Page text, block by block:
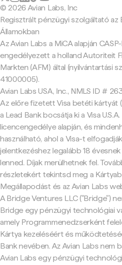
© 2026 Avian Labs, Inc
Regisztrált pénzügyi szolgáltató az
Államokban
Az Avian Labs a MiCA alapján
engedélyezett a holland Autoriteit
Markten (AFM) által (nyilvántartási
41000005).
Avian Labs USA, Inc., NMLS ID #
Az előre fizetett Visa betéti kártyát
a Lead Bank bocsátja ki a Visa U.S.A.
licencengedélye alapján, és
használható, ahol a Visa-t
jelentkezéshez legalább 18 évesnek
lenned. Díjak merülhetnek fel.
részletekért tekintsd meg a
Megállapodást és az Avian Labs
A Bridge Ventures LLC ("Bridge")
Bridge egy pénzügyi technológiai
amely Programmenedzserként
Kártya kezeléséért és
Bank nevében. Az Avian Labs nem
Avian Labs egy pénzügyi